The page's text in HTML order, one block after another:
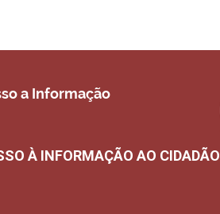
a Informação
À INFORMAÇÃO AO CIDADÃO